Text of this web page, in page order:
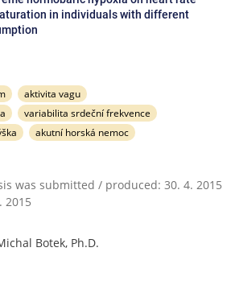
in individuals with different
aktivita vagu
variabilita srdeční frekvence
akutní horská nemoc
was submitted / produced: 30. 4. 2015
2015
Botek, Ph.D.